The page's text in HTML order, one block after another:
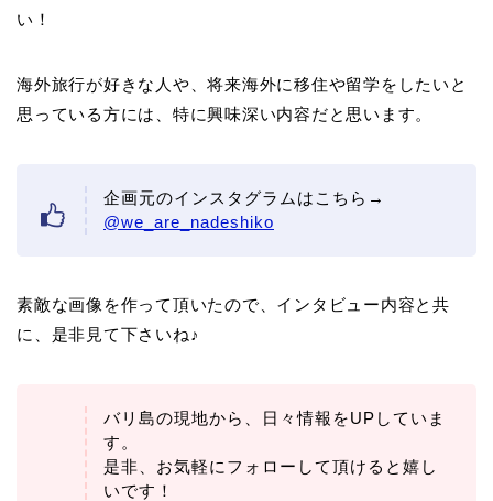
い！
海外旅行が好きな人や、将来海外に移住や留学をしたいと
思っている方には、特に興味深い内容だと思います。
企画元のインスタグラムはこちら→
@we_are_nadeshiko
素敵な画像を作って頂いたので、インタビュー内容と共
に、是非見て下さいね♪
バリ島の現地から、日々情報をUPしていま
す。
是非、お気軽にフォローして頂けると嬉し
いです！